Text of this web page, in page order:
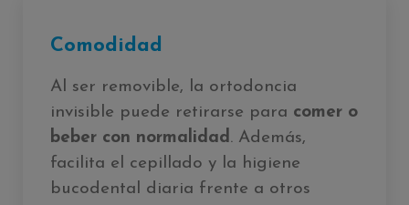
Comodidad
Al ser removible, la ortodoncia
invisible puede retirarse para comer o
beber con normalidad. Además,
facilita el cepillado y la higiene
bucodental diaria frente a otros